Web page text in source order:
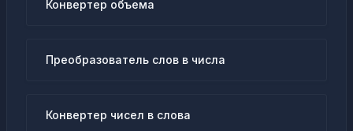
Конвертер объема
Преобразователь слов в числа
Конвертер чисел в слова